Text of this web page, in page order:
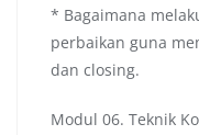
* Bagaimana
perbaikan guna
dan closing.
Modul 06. Teknik